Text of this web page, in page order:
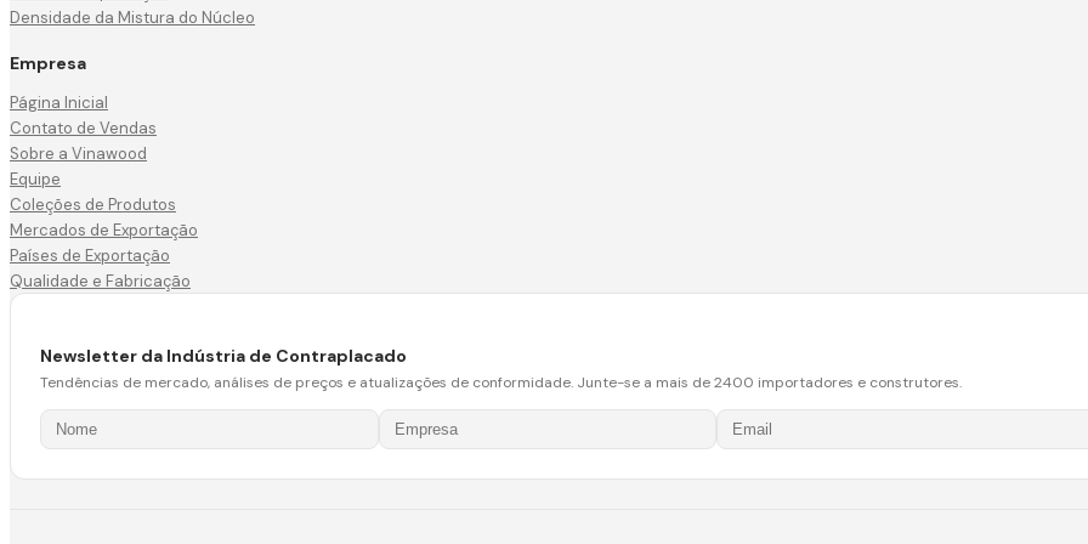
Densidade da Mistura do Núcleo
Empresa
Página Inicial
Contato de Vendas
Sobre a Vinawood
Equipe
Coleções de Produtos
Mercados de Exportação
Países de Exportação
Qualidade e Fabricação
Newsletter da Indústria de Contraplacado
Tendências de mercado, análises de preços e atualizações de conformidade. Junte-se a mais de 2400 importadores e construtores.